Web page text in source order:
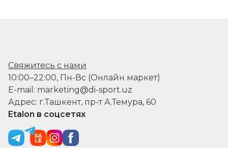
Свяжитесь с нами
10:00–22:00, Пн-Вс (Онлайн маркет)
E-mail: marketing@di-sport.uz
Адрес: г.Ташкент, пр-т А.Темура, 60
Etalon в соцсетях